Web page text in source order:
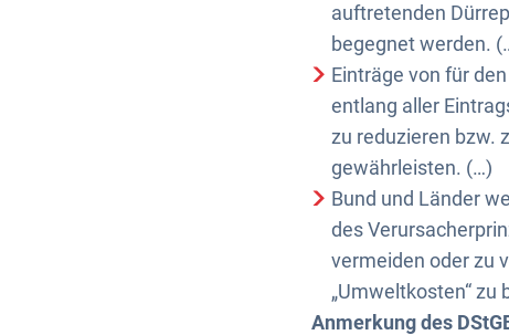
auftretenden
begegnet werden.
Einträge von für
entlang aller
zu reduzieren bzw.
gewährleisten. (…)
Bund und Länder
des
vermeiden oder zu
„Umweltkosten“ zu
Anmerkung des